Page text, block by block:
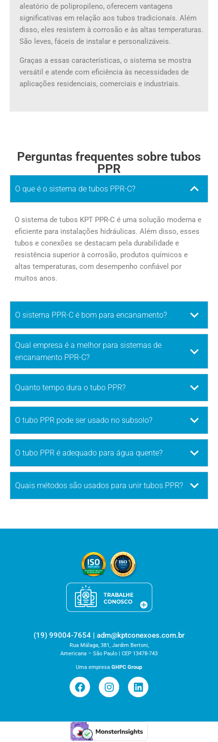
aleatório de polipropileno, oferecem vantagens
significativas em relação aos tubos tradicionais. Além
disso, eles resistem à corrosão e às altas temperaturas.
São leves, fáceis de instalar e personalizáveis.
Graças a essas características, o sistema se mostra
versátil e atende com eficiência às necessidades de
aplicações residenciais, comerciais e industriais.
Perguntas frequentes sobre tubos
PPR
O que é o sistema de tubos PPR-C?
O sistema de tubos KPT PPR-C é uma solução moderna e
eficiente para instalações hidráulicas. Além disso, esses
tubos e conexões se destacam pela durabilidade e
resistência superior à corrosão, produtos químicos e
altas temperaturas, com desempenho confiável por
muitos anos.
O sistema PPR-C é bom para encanamento?
Qual empresa é a melhor para sistemas de
encanamento PPR-C?
Quanto tempo dura o tubo PPR?
O tubo PPR pode ser usado no subsolo?
O tubo PPR é adequado para água quente?
Quais métodos são usados ​​para unir tubos PPR?
(19) 99004-7654 | adm@kptconexoes.com.br
Rua Málaga, 381, Jardim Bertoni,
Americana – São Paulo | CEP 13478-743
Uma empresa GHPC Group